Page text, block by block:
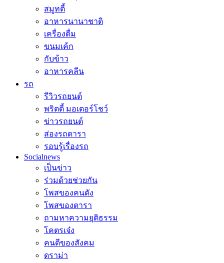
สมูทตี้
อาหารนานาชาติ
เครื่องดื่ม
ขนมเค้ก
กับข้าว
อาหารคลีน
รถ
รีวิวรถยนต์
พริตตี้ มอเตอร์โชว์
ข่าวรถยนต์
ส่องรถดารา
รอบรู้เรื่องรถ
Socialnews
เป็นข่าว
ร่วมด้วยช่วยกัน
โพสของคนดัง
โพสของดารา
ถามหาความยุติธรรม
โคตรเจ๋ง
คนดีของสังคม
ดราม่า